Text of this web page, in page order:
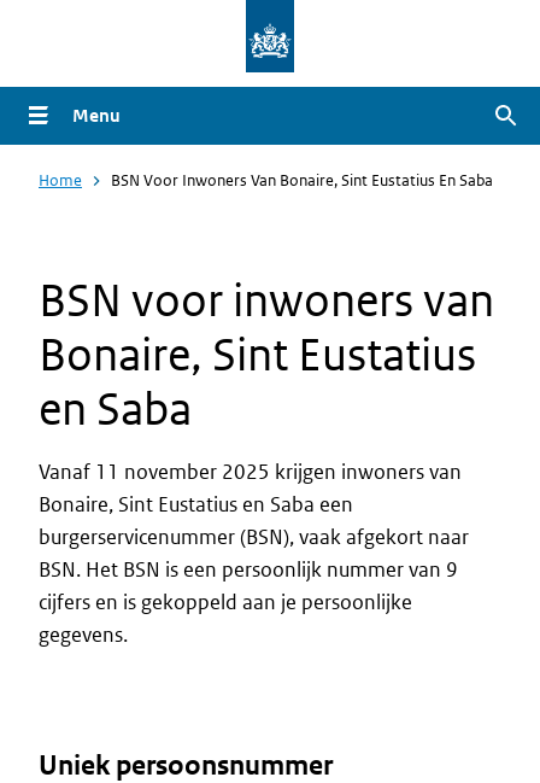
naar
de
gaan
Menu
Home BSN Voor Inwoners Van Bonaire, Sint Eustatius En Saba
BSN voor inwoners van
Bonaire, Sint Eustatius
en Saba
Vanaf 11 november 2025 krijgen inwoners van
Bonaire, Sint Eustatius en Saba een
burgerservicenummer (BSN), vaak afgekort naar
BSN. Het BSN is een persoonlijk nummer van 9
cijfers en is gekoppeld aan je persoonlijke
gegevens.
Uniek persoonsnummer